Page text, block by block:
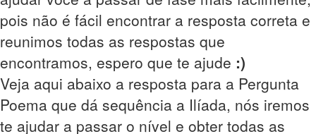
pois não é fácil encontrar a resposta correta e
reunimos todas as respostas que
encontramos, espero que te ajude :)
Veja aqui abaixo a resposta para a Pergunta
Poema que dá sequência a Ilíada, nós iremos
te ajudar a passar o nível e obter todas as